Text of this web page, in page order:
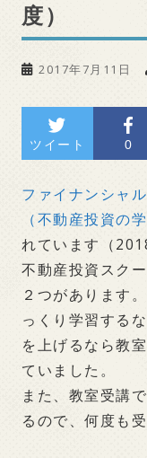
度）
2017年7月11日
ツイート 0
ファイナンシャ
（不動産投資の学
れています（
不動産投資スク
２つがあります
っくり学習する
を上げるなら教
ていました。
また、教室受講
るので、何度も